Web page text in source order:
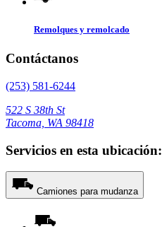
Remolques y remolcado
Contáctanos
(253) 581-6244
522 S 38th St
Tacoma, WA 98418
Servicios en esta ubicación:
Camiones para mudanza